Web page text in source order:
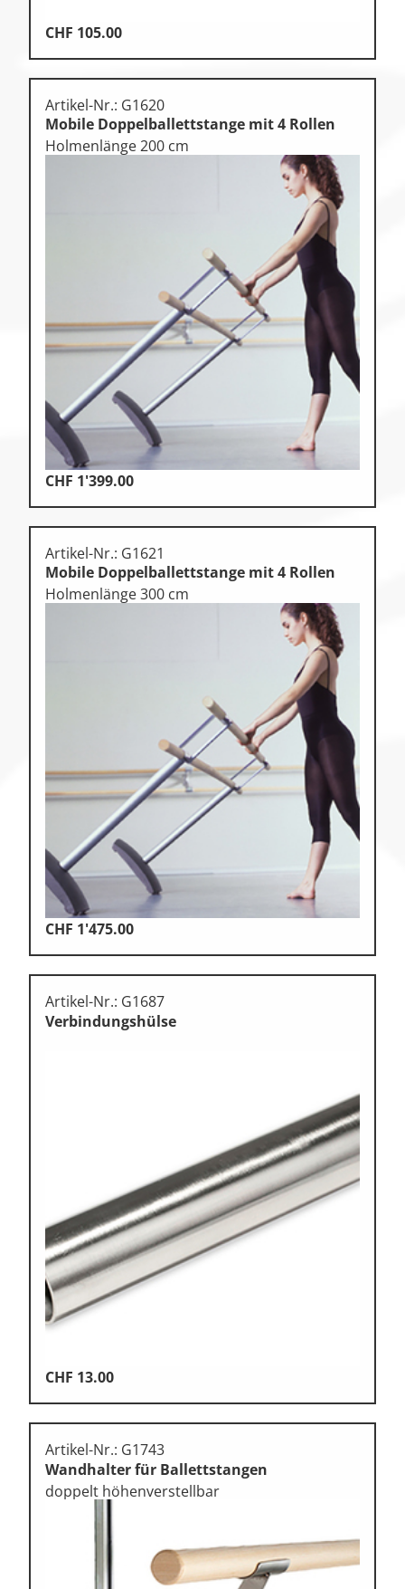
CHF 105.00
Artikel-Nr.: G1620
Mobile Doppelballettstange mit 4 Rollen
Holmenlänge 200 cm
CHF 1'399.00
Artikel-Nr.: G1621
Mobile Doppelballettstange mit 4 Rollen
Holmenlänge 300 cm
CHF 1'475.00
Artikel-Nr.: G1687
Verbindungshülse
CHF 13.00
Artikel-Nr.: G1743
Wandhalter für Ballettstangen
doppelt höhenverstellbar